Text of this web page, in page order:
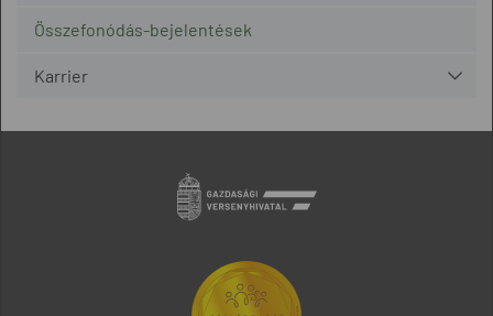
Összefonódás-bejelentések
Karrier